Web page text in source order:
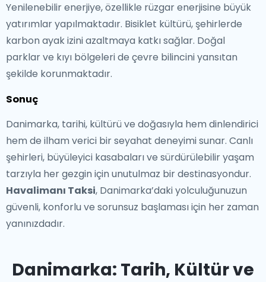
Yenilenebilir enerjiye, özellikle rüzgar enerjisine büyük
yatırımlar yapılmaktadır. Bisiklet kültürü, şehirlerde
karbon ayak izini azaltmaya katkı sağlar. Doğal
parklar ve kıyı bölgeleri de çevre bilincini yansıtan
şekilde korunmaktadır.
Sonuç
Danimarka, tarihi, kültürü ve doğasıyla hem dinlendirici
hem de ilham verici bir seyahat deneyimi sunar. Canlı
şehirleri, büyüleyici kasabaları ve sürdürülebilir yaşam
tarzıyla her gezgin için unutulmaz bir destinasyondur.
Havalimanı Taksi, Danimarka’daki yolculuğunuzun
güvenli, konforlu ve sorunsuz başlaması için her zaman
yanınızdadır.
Danimarka: Tarih, Kültür ve